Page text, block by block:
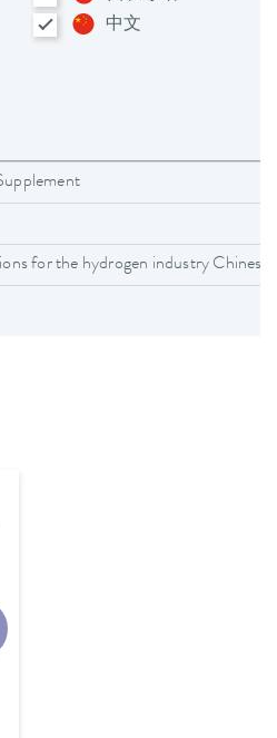
中文
for the hydrogen industry Chinese